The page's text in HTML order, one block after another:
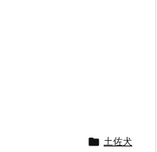
 土佐犬